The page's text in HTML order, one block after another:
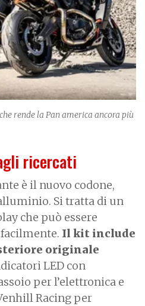
rende la Pan america ancora più
ricercati
è il nuovo codone,
Si tratta di un
che può essere
Il kit include
originale
LED con
per l’elettronica e
Racing per